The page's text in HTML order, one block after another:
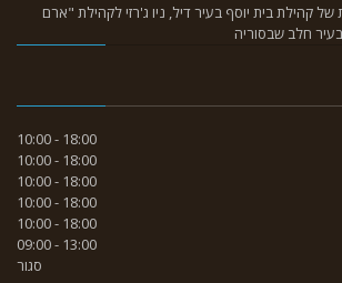
של קהילת בית יוסף בעיר דיל, ניו ג'רזי לקהילת "ארם
חלב שבסוריה
18:00 - 10:00
18:00 - 10:00
18:00 - 10:00
18:00 - 10:00
18:00 - 10:00
13:00 - 09:00
סגור